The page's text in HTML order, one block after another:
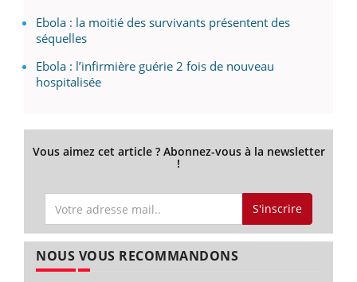
Ebola : la moitié des survivants présentent des
séquelles
Ebola : l’infirmière guérie 2 fois de nouveau
hospitalisée
Vous aimez cet article ? Abonnez-vous à la newsletter
!
S'inscrire
NOUS VOUS RECOMMANDONS